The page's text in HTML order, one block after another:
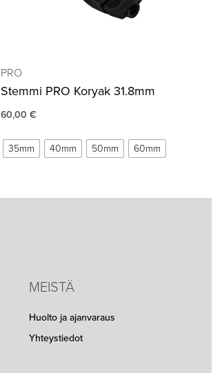
PRO
Stemmi PRO Koryak 31.8mm
60,00 €
35mm 40mm 50mm 60mm
MEISTÄ
Huolto ja ajanvaraus
Yhteystiedot